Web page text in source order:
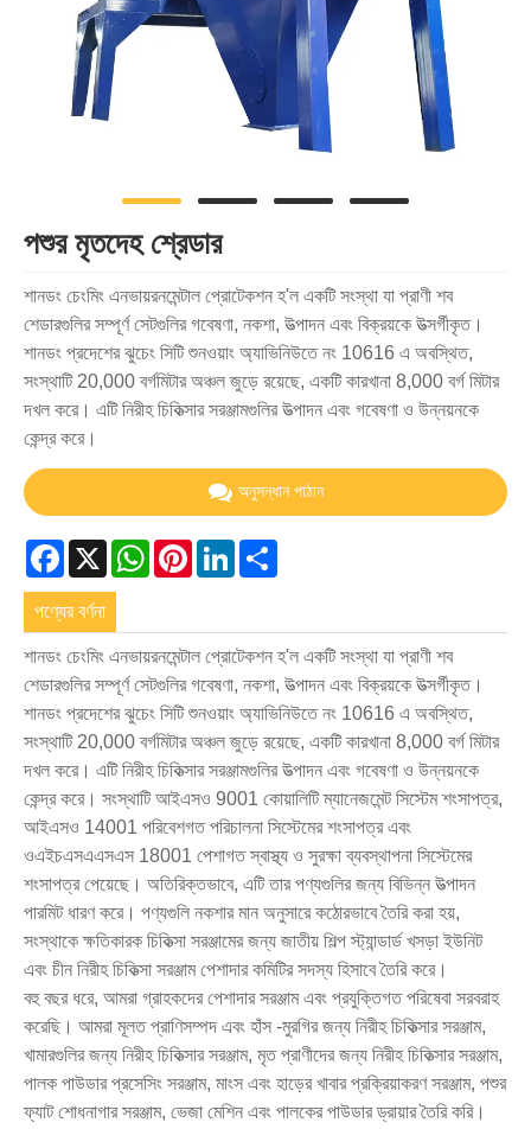
পশুর মৃতদেহ শ্রেডার
শানডং চেংমিং এনভায়রনমেন্টাল প্রোটেকশন হ'ল একটি সংস্থা যা প্রাণী শব
শেডারগুলির সম্পূর্ণ সেটগুলির গবেষণা, নকশা, উত্পাদন এবং বিক্রয়কে উত্সর্গীকৃত।
শানডং প্রদেশের ঝুচেং সিটি শুনওয়াং অ্যাভিনিউতে নং 10616 এ অবস্থিত,
সংস্থাটি 20,000 বর্গমিটার অঞ্চল জুড়ে রয়েছে, একটি কারখানা 8,000 বর্গ মিটার
দখল করে। এটি নিরীহ চিকিত্সার সরঞ্জামগুলির উত্পাদন এবং গবেষণা ও উন্নয়নকে
কেন্দ্র করে।
অনুসন্ধান পাঠান
Facebook
X WhatsApp
PinterestLinkedIn
পণ্যের বর্ণনা
শানডং চেংমিং এনভায়রনমেন্টাল প্রোটেকশন হ'ল একটি সংস্থা যা প্রাণী শব
শেডারগুলির সম্পূর্ণ সেটগুলির গবেষণা, নকশা, উত্পাদন এবং বিক্রয়কে উত্সর্গীকৃত।
শানডং প্রদেশের ঝুচেং সিটি শুনওয়াং অ্যাভিনিউতে নং 10616 এ অবস্থিত,
সংস্থাটি 20,000 বর্গমিটার অঞ্চল জুড়ে রয়েছে, একটি কারখানা 8,000 বর্গ মিটার
দখল করে। এটি নিরীহ চিকিত্সার সরঞ্জামগুলির উত্পাদন এবং গবেষণা ও উন্নয়নকে
কেন্দ্র করে। সংস্থাটি আইএসও 9001 কোয়ালিটি ম্যানেজমেন্ট সিস্টেম শংসাপত্র,
আইএসও 14001 পরিবেশগত পরিচালনা সিস্টেমের শংসাপত্র এবং
ওএইচএসএএসএস 18001 পেশাগত স্বাস্থ্য ও সুরক্ষা ব্যবস্থাপনা সিস্টেমের
শংসাপত্র পেয়েছে। অতিরিক্তভাবে, এটি তার পণ্যগুলির জন্য বিভিন্ন উত্পাদন
পারমিট ধারণ করে। পণ্যগুলি নকশার মান অনুসারে কঠোরভাবে তৈরি করা হয়,
সংস্থাকে ক্ষতিকারক চিকিত্সা সরঞ্জামের জন্য জাতীয় শিল্প স্ট্যান্ডার্ড খসড়া ইউনিট
এবং চীন নিরীহ চিকিত্সা সরঞ্জাম পেশাদার কমিটির সদস্য হিসাবে তৈরি করে।
বহু বছর ধরে, আমরা গ্রাহকদের পেশাদার সরঞ্জাম এবং প্রযুক্তিগত পরিষেবা সরবরাহ
করেছি। আমরা মূলত প্রাণিসম্পদ এবং হাঁস -মুরগির জন্য নিরীহ চিকিত্সার সরঞ্জাম,
খামারগুলির জন্য নিরীহ চিকিত্সার সরঞ্জাম, মৃত প্রাণীদের জন্য নিরীহ চিকিত্সার সরঞ্জাম,
পালক পাউডার প্রসেসিং সরঞ্জাম, মাংস এবং হাড়ের খাবার প্রক্রিয়াকরণ সরঞ্জাম, পশুর
ফ্যাট শোধনাগার সরঞ্জাম, ভেজা মেশিন এবং পালকের পাউডার ড্রায়ার তৈরি করি।